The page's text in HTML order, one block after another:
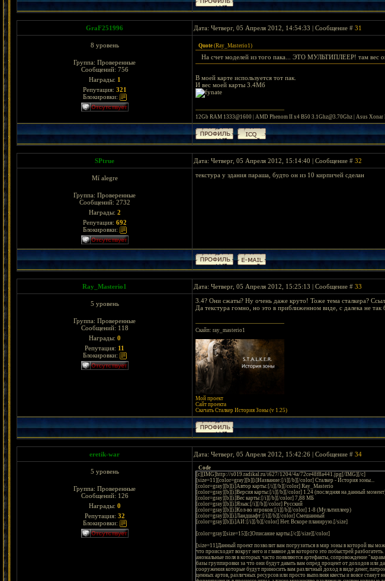
GraF251996 Дата: Четверг, 05 Апреля 2012, 14:54:33 | Сообщение # 31
8 уровень
Группа: Проверенные
Сообщений: 756
Награды: 1
Репутация: 321
Блокировки:
Quote (Ray_Masterio1)
На счет моделей из того пака... ЭТО МУЛЬТИПЛЕЕР! там вес
В моей карте используется тот пак.
И вес моей карты 3.4Мб
12Gb RAM 1333@1600 | AMD Phenom II x4 B50 3.1Ghz@3.70Ghz | Asus
SPtrue Дата: Четверг, 05 Апреля 2012, 15:14:40 | Сообщение # 32
Mí alegre
Группа: Проверенные
Сообщений: 2732
Награды: 2
Репутация: 692
Блокировки:
текстура у здания параша, будто он из 10 кирпичей сделан
Ray_Masterio1 Дата: Четверг, 05 Апреля 2012, 15:25:13 | Сообщение # 33
5 уровень
Группа: Проверенные
Сообщений: 118
Награды: 0
Репутация: 11
Блокировки:
3.4? Они сжаты? Ну очень даже круто! Тоже тема сталкера?
Да текстура гомно, но это в приближенном виде, с далека не так
Скайп: ray_masterio1
Мой проект
Сайт проекта
Скачать Сталкер История Зоны (v 1.25)
eretik-war Дата: Четверг, 05 Апреля 2012, 15:42:26 | Сообщение # 34
5 уровень
Группа: Проверенные
Сообщений: 126
Награды: 0
Репутация: 32
Блокировки:
Code
[c][IMG]http://s019.radikal.ru/i627/1204/4a/72ce48f8a441.jpg[/IMG][/c]
[size=11][color=gray][b][i]Название:[/i][/b][/color] Сталкер - История зоны...
[color=gray][b][i]Автор карты:[/i][/b][/color] Ray_Masterio
[color=gray][b][i]Версия карты:[/i][/b][/color] 1.24 (последняя на данный
[color=gray][b][i]Вес карты:[/i][/b][/color] 7,88 МБ
[color=gray][b][i]Язык:[/i][/b][/color] Русский
[color=gray][b][i]Кол-во игроков:[/i][/b][/color] 1-8 (Мультиплеер)
[color=gray][b][i]Ландшафт:[/i][/b][/color] Смешанный
[color=gray][b][i]АИ:[/i][/b][/color] Нет. Вскоре планирую.[/size]
[color=gray][size=15][c]Описание карты.[/c][/size][/color]
[size=11]Данный проект позволит вам погрузиться в мир зоны в которой вы
что происходит вокруг него и главное для которого это побыстрей
аномальные поля в которых часто появляются артефакты, сопровождение
базы группировки за что они будут давать вам опред процент от доходов или
сооружения которые будут приносить вам различный доход в виде денег,
ценных артов, различных ресурсов или просто выполняя квесты и вовсе